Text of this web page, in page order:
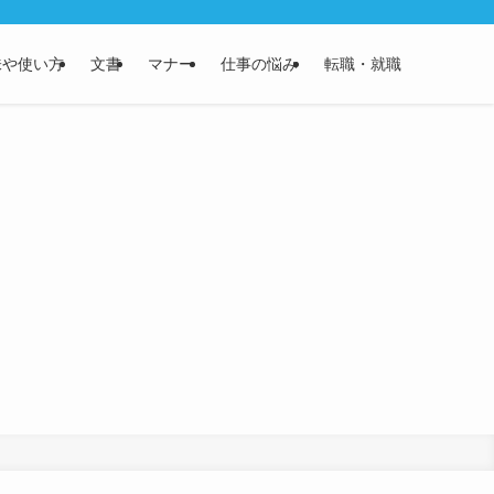
使い方 文書 マナー 仕事の悩み 転職・就職